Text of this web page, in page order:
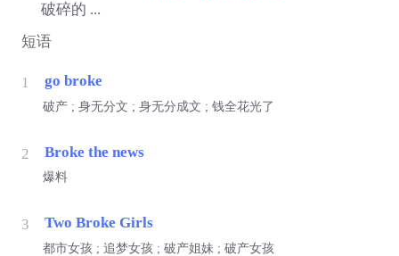
破碎的 ...
短语
1 go broke
破产 ; 身无分文 ; 身无分成文 ; 钱全花光了
2 Broke the news
爆料
3 Two Broke Girls
都市女孩 ; 追梦女孩 ; 破产姐妹 ; 破产女孩